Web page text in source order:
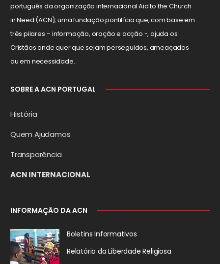
português da organização internacional Aid to the Church
in Need (ACN), uma fundação pontifícia que, com base em
três pilares – informação, oração e acção -, ajuda os
Cristãos onde quer que sejam perseguidos, ameaçados
ou em necessidade.
SOBRE A ACN PORTUGAL
História
Quem Ajudamos
Transparência
ACN INTERNACIONAL
INFORMAÇÃO DA ACN
Boletins Informativos
Relatório da Liberdade Religiosa